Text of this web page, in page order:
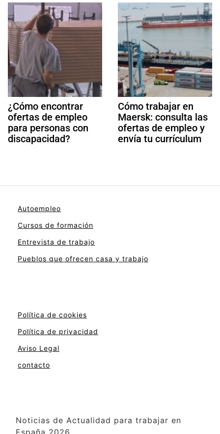
¿Cómo encontrar
ofertas de empleo
para personas con
discapacidad?
Cómo trabajar en
Maersk: consulta las
ofertas de empleo y
envía tu currículum
Autoempleo
Cursos de formación
Entrevista de trabajo
Pueblos que ofrecen casa y trabajo
Política de cookies
Política de privacidad
Aviso Legal
contacto
Noticias de Actualidad para trabajar en
España 2026